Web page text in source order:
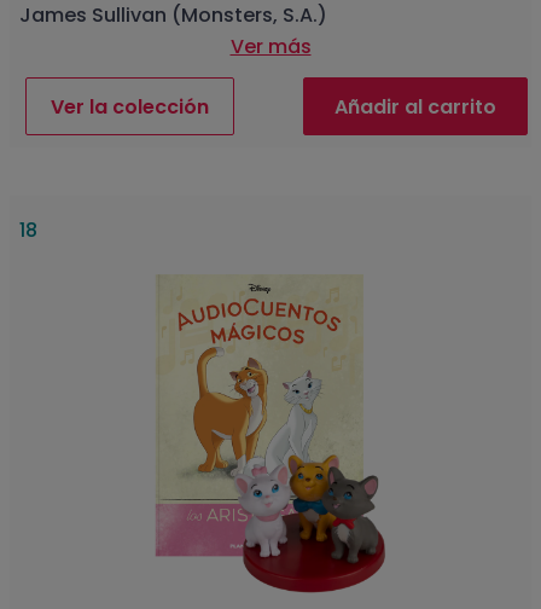
James Sullivan (Monsters, S.A.)
Ver más
Ver la colección Añadir al carrito
18